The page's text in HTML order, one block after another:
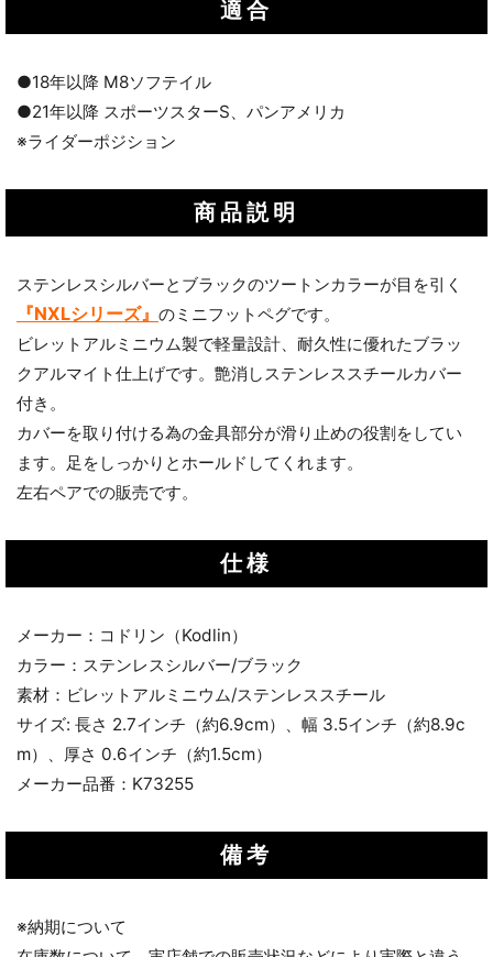
適合
●18年以降 M8ソフテイル
●21年以降 スポーツスターS、パンアメリカ
※ライダーポジション
商品説明
ステンレスシルバーとブラックのツートンカラーが目を引く
『NXLシリーズ』 のミニフットペグです。
ビレットアルミニウム製で軽量設計、耐久性に優れたブラッ
クアルマイト仕上げです。艶消しステンレススチールカバー
付き。
カバーを取り付ける為の金具部分が滑り止めの役割をしてい
ます。足をしっかりとホールドしてくれます。
左右ペアでの販売です。
仕様
メーカー：コドリン（Kodlin）
カラー：ステンレスシルバー/ブラック
素材：ビレットアルミニウム/ステンレススチール
サイズ: 長さ 2.7インチ（約6.9cm）、幅 3.5インチ（約8.9c
m）、厚さ 0.6インチ（約1.5cm）
メーカー品番：K73255
備考
※納期について